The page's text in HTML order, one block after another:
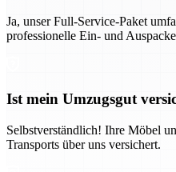
Ja, unser Full-Service-Paket
professionelle Ein- und
Ist mein Umzugsgut
Selbstverständlich! Ihre Möbel
Transports über uns versichert.